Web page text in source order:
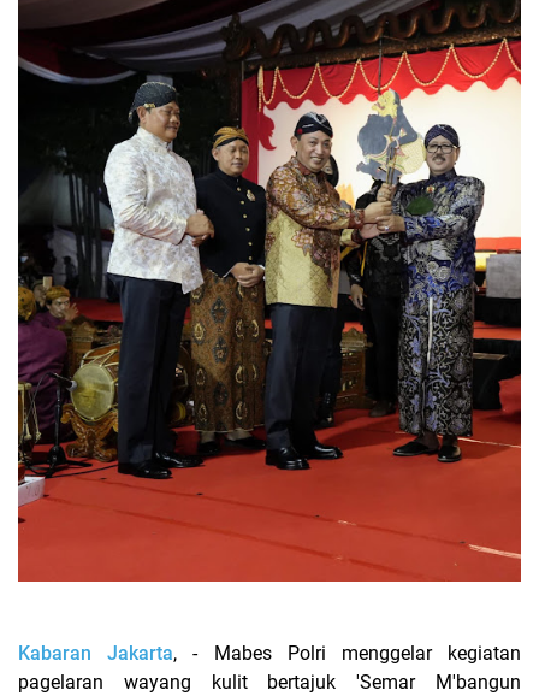
Kabaran Jakarta, - Mabes Polri menggelar kegiatan
pagelaran wayang kulit bertajuk 'Semar M'bangun